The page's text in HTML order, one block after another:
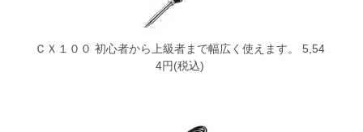
ＣＸ１００ 初心者から上級者まで幅広く使えます。 5,54
4円(税込)